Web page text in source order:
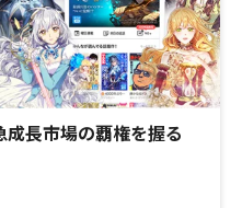
成長市場の覇権を握る